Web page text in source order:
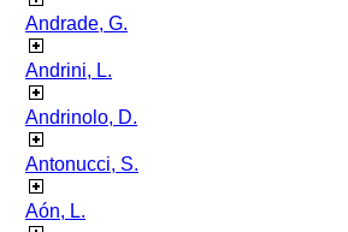
Andrade, G.
Andrini, L.
Andrinolo, D.
Antonucci, S.
Aón, L.